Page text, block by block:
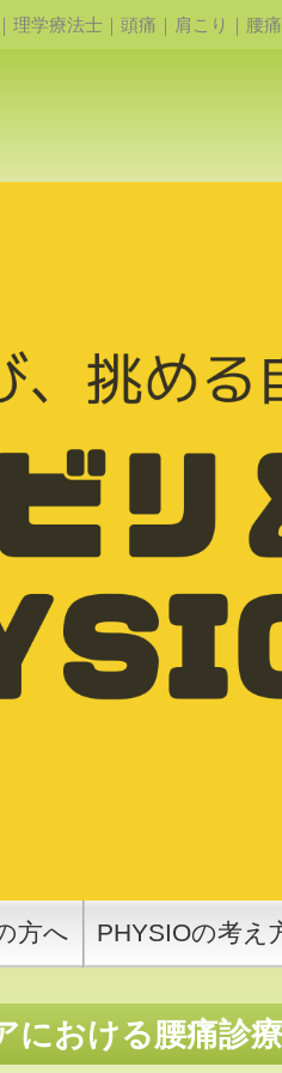
理学療法士｜頭痛｜肩こり｜腰
方へ PHYSIOの考え
における腰痛診